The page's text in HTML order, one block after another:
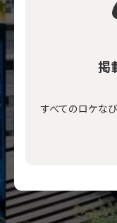
掲
すべてのロケな